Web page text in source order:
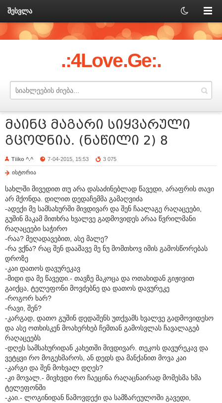
შესვლა
.:4Love.Ge:.
მაინც მაგარი სიყვარული
გცოდნია. (ნაწილი 2) 8
Tiiko ^.^ 7-04-2015, 15:53 3 075
ისტორია
სახლში მივედით თუ არა დასაძინებლად წავედი, არაფრის თავი
არ მქონდა. დილით დედაჩემმა გამაღვიძა
-ადექი მე სამსახურში მივდივარ და შენ ჩაალაგე რაღაცეები,
გუშინ მაკამ მითხრა ხვალვე გადმოვიდეს არაა წვრილმანი
რაღაცეები საჭირო
-რაა? მეღადავებით, ასე მალე?
-რა ვქნა? რაც შენ დააშავე მე ნუ მომთხოვ იმის გამოსწორებას
დროზე
-კაი დათოს დავურეკავ
-მიდი და მე წავედი.- თავზე მაკოცა და ოთახიდან გიჟივით
გაიქცა, ტელეფონი მოვძებნე და დათოს დავურეკე
-როგორ ხარ?
-რავი, შენ?
-კარგად, დათო გუშინ დედაშენს უთქვამს ხვალვე გადმოვიდესო
და ასე ოთხისკენ მოახერხებ ჩემთან გამოსვლას ჩავალაგებ
რაღაცეებს
-დღეს სამსახურიდან კახეთში მივდივარ. თეკოს დავურეკავ და
ვეტყვი რო მოგეხმაროს, ან დედს და მანქანით მოვა კაი
-კარგი და შენ მოხვალ დღეს?
-კი მოვალ.- მივხვდი რო ჩაეცინა რაღაცნაირად მომესმა ხმა
ტელეფონში
-კაი.- ლოგინიდან წამოვდექი და სამზარეულოში გავედი,